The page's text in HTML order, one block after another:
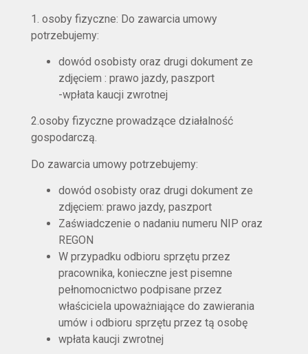
1. osoby fizyczne: Do zawarcia umowy
potrzebujemy:
dowód osobisty oraz drugi dokument ze
zdjęciem : prawo jazdy, paszport
-wpłata kaucji zwrotnej
2.osoby fizyczne prowadzące działalność
gospodarczą.
Do zawarcia umowy potrzebujemy:
dowód osobisty oraz drugi dokument ze
zdjęciem: prawo jazdy, paszport
Zaświadczenie o nadaniu numeru NIP oraz
REGON
W przypadku odbioru sprzętu przez
pracownika, konieczne jest pisemne
pełnomocnictwo podpisane przez
właściciela upoważniające do zawierania
umów i odbioru sprzętu przez tą osobę
wpłata kaucji zwrotnej